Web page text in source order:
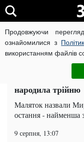
Продовжуючи
ознайомилися з
використанням файлів
ВІЙНА РОСІЇ
Суспільство
Вміщаються на
народила трійню
Маляток назвали
остання - найменша
9 серпня, 13:07